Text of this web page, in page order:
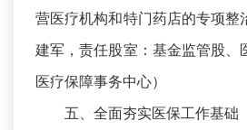
营医疗机构和特门药店的专项整
建军，责任股室：基金监管股、
医疗保障事务中心）
五、全面夯实医保工作基础